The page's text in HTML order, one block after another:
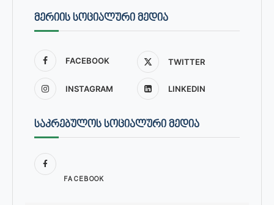
ᲛᲔᲠᲘᲘᲡ ᲡᲝᲪᲘᲐᲚᲣᲠᲘ ᲛᲔᲓᲘᲐ
FACEBOOK TWITTER
INSTAGRAM LINKEDIN
ᲡᲐᲙᲠᲔᲑᲣᲚᲝᲡ ᲡᲝᲪᲘᲐᲚᲣᲠᲘ ᲛᲔᲓᲘᲐ
FACEBOOK